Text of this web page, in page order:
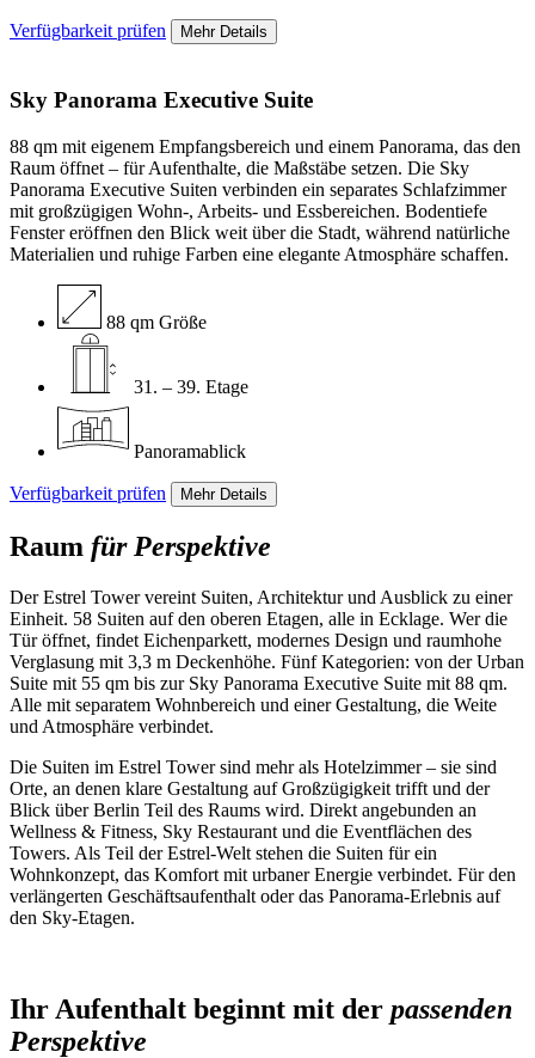
Verfügbarkeit prüfen Mehr Details
Sky Panorama Executive Suite
88 qm mit eigenem Empfangsbereich und einem Panorama, das den
Raum öffnet – für Aufenthalte, die Maßstäbe setzen. Die Sky
Panorama Executive Suiten verbinden ein separates Schlafzimmer
mit großzügigen Wohn-, Arbeits- und Essbereichen. Bodentiefe
Fenster eröffnen den Blick weit über die Stadt, während natürliche
Materialien und ruhige Farben eine elegante Atmosphäre schaffen.
88 qm Größe
31. – 39. Etage
Panoramablick
Verfügbarkeit prüfen Mehr Details
Raum für Perspektive
Der Estrel Tower vereint Suiten, Architektur und Ausblick zu einer
Einheit. 58 Suiten auf den oberen Etagen, alle in Ecklage. Wer die
Tür öffnet, findet Eichenparkett, modernes Design und raumhohe
Verglasung mit 3,3 m Deckenhöhe. Fünf Kategorien: von der Urban
Suite mit 55 qm bis zur Sky Panorama Executive Suite mit 88 qm.
Alle mit separatem Wohnbereich und einer Gestaltung, die Weite
und Atmosphäre verbindet.
Die Suiten im Estrel Tower sind mehr als Hotelzimmer – sie sind
Orte, an denen klare Gestaltung auf Großzügigkeit trifft und der
Blick über Berlin Teil des Raums wird. Direkt angebunden an
Wellness & Fitness, Sky Restaurant und die Eventflächen des
Towers. Als Teil der Estrel-Welt stehen die Suiten für ein
Wohnkonzept, das Komfort mit urbaner Energie verbindet. Für den
verlängerten Geschäftsaufenthalt oder das Panorama-Erlebnis auf
den Sky-Etagen.
Ihr Aufenthalt beginnt mit der passenden
Perspektive